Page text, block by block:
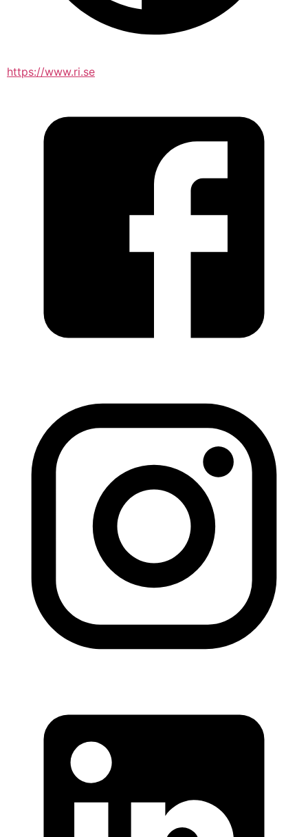
https://www.ri.se